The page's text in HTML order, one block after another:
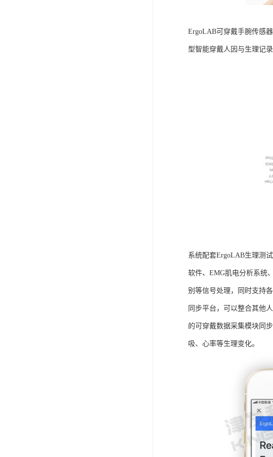
ErgoLAB可穿戴手腕传感
型智能穿戴人因与生理记录
系统配套ErgoLAB生理测
软件、EMG肌电分析系统
别等信号处理，同时支持
同步平台，可以整合其他
的可穿戴数据采集模块同
吸、心率等生理变化。